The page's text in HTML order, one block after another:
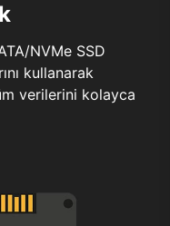
NVMe SSD
kullanarak
verilerini kolayca